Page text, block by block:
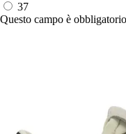
37
Questo campo è obbligatorio